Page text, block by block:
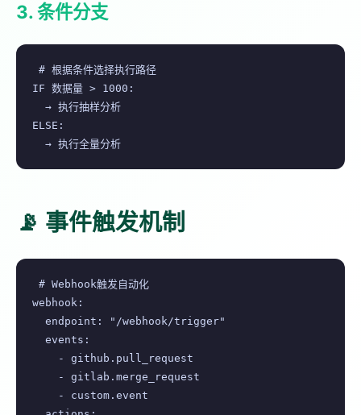
3. 条件分支
# 根据条件选择执行路径
IF 数据量 > 1000:
  → 执行抽样分析
ELSE:
  → 执行全量分析
📡 事件触发机制
# Webhook触发自动化
webhook:
  endpoint: "/webhook/trigger"
  events:
    - github.pull_request
    - gitlab.merge_request
    - custom.event